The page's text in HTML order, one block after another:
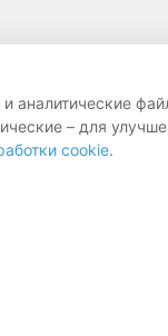
и аналитические
– для
cookie.